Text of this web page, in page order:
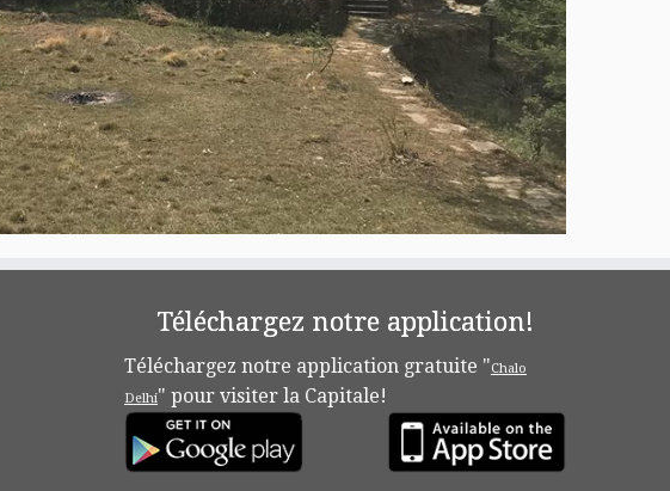
Téléchargez notre application!
Téléchargez notre application gratuite "Chalo
Delhi" pour visiter la Capitale!